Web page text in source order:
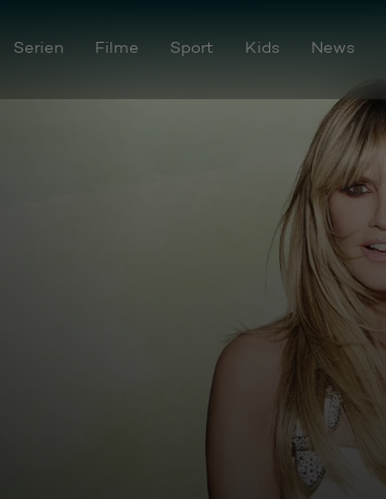
Serien Filme Sport Kids News